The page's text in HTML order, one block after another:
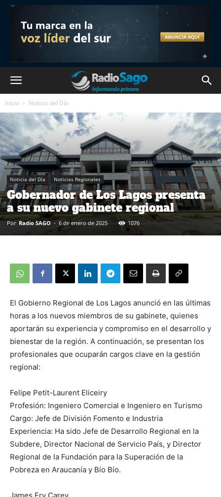
Inicio Noticia del Día
Noticia del Día Noticias Regionales
Gobernador de Los Lagos presenta
a su nuevo gabinete regional
Por Radio SAGO - 6 de enero de 2025 1076
El Gobierno Regional de Los Lagos anunció en las últimas
horas a los nuevos miembros de su gabinete, quienes
aportarán su experiencia y compromiso en el desarrollo y
bienestar de la región. A continuación, se presentan los
profesionales que ocuparán cargos clave en la gestión
regional:
Felipe Petit-Laurent Eliceiry
Profesión: Ingeniero Comercial e Ingeniero en Turismo
Cargo: Jefe de División Fomento e Industria
Experiencia: Ha sido Jefe de Desarrollo Regional en la
Subdere, Director Nacional de Servicio País, y Director
Regional de la Fundación para la Superación de la
Pobreza en Araucanía y Bío Bío.